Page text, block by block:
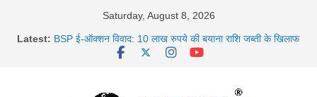
Saturday, August 8, 2026
Latest: BSP ई-ऑक्शन विवाद: 10 लाख रुपये की बयाना राशि जब्ती के खिलाफ